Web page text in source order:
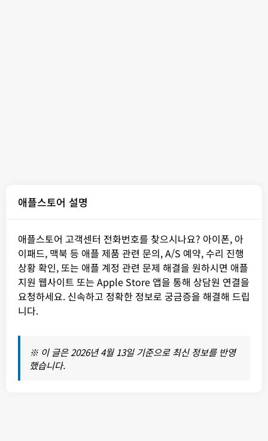
애플스토어 설명
애플스토어 고객센터 전화번호를 찾으시나요? 아이폰, 아
이패드, 맥북 등 애플 제품 관련 문의, A/S 예약, 수리 진행
상황 확인, 또는 애플 계정 관련 문제 해결을 원하시면 애플
지원 웹사이트 또는 Apple Store 앱을 통해 상담원 연결을
요청하세요. 신속하고 정확한 정보로 궁금증을 해결해 드립
니다.
※ 이 글은 2026년 4월 13일 기준으로 최신 정보를 반영
했습니다.